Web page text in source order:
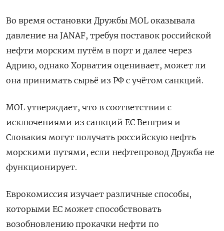
Во время остановки Дружбы MOL оказывала
давление на JANAF, требуя поставок российской
нефти морским ​путём в порт и далее ⁠через
Адрию, однако Хорватия оценивает, может ли
она принимать сырьё из РФ с учётом санкций.
MOL утверждает, что в ‌соответствии с
исключениями из санкций ЕС Венгрия и
Словакия могут получать российскую нефть
‌морскими путями, если нефтепровод Дружба не
функционирует.
Еврокомиссия изучает различные способы,
которыми ЕС может способствовать
возобновлению ​прокачки нефти по